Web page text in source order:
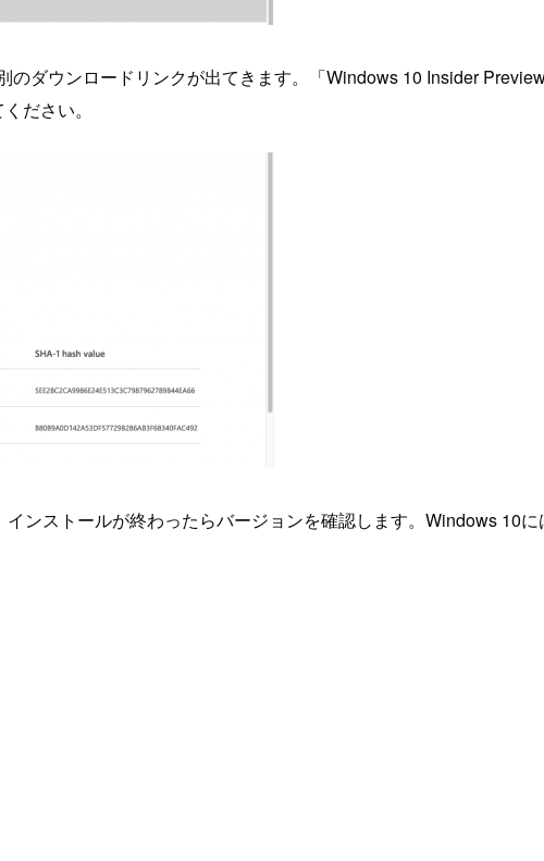
ダウンロードリンクが出てきます。「Windows 10 Insider
ださい。
ンストールが終わったらバージョンを確認します。Windows 10